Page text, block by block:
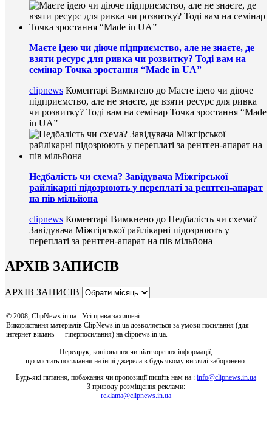
Маєте ідею чи діюче підприємство, але не знаєте, де
взяти ресурс для ривка чи розвитку? Тоді вам на
семінар Точка зростання “Made in UA”
clipnews Коментарі Вимкнено до Маєте ідею чи діюче
підприємство, але не знаєте, де взяти ресурс для ривка
чи розвитку? Тоді вам на семінар Точка зростання “Made
in UA”
Недбалість чи схема? Завідувача Міжгірської
райлікарні підозрюють у переплаті за рентген-апарат
на пів мільйона
clipnews Коментарі Вимкнено до Недбалість чи схема?
Завідувача Міжгірської райлікарні підозрюють у
переплаті за рентген-апарат на пів мільйона
АРХІВ ЗАПИСІВ
АРХІВ ЗАПИСІВ
© 2008, ClipNews.in.ua . Усі права захищені.
Використання матеріалів ClipNews.in.ua дозволяється за умови посилання (для
інтернет-видань — гіперпосилання) на clipnews.in.ua.
Передрук, копіювання чи відтворення інформації,
що містить посилання на інші джерела в будь-якому вигляді заборонено.
Будь-які питання, побажання чи пропозиції пишіть нам на : info@clipnews.in.ua
З приводу розміщення реклами:
reklama@clipnews.in.ua